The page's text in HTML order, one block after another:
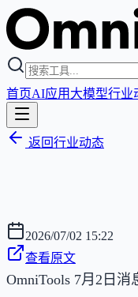
首页AI应用 大模型行业
返回行业动态
2026/07/02 15:22
查看原文
OmniTools 7月2日